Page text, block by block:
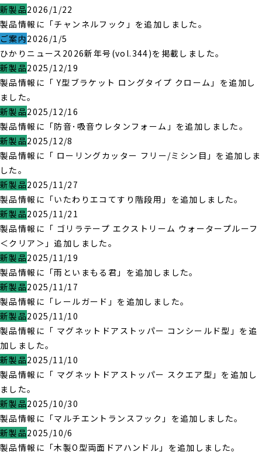
新製品2026/1/22
製品情報に「チャンネルフック」を追加しました。
ご案内2026/1/5
ひかりニュース2026新年号(vol.344)を掲載しました。
新製品2025/12/19
製品情報に「 Y型ブラケット ロングタイプ クローム」を追加し
ました。
新製品2025/12/16
製品情報に「防音･吸音ウレタンフォーム」を追加しました。
新製品2025/12/8
製品情報に「 ローリングカッター フリー/ミシン目」を追加しま
した。
新製品2025/11/27
製品情報に「いたわりエコてすり階段用」を追加しました。
新製品2025/11/21
製品情報に「 ゴリラテープ エクストリーム ウォータープルーフ
＜クリア＞」追加しました。
新製品2025/11/19
製品情報に「雨といまもる君」を追加しました。
新製品2025/11/17
製品情報に「レールガード」を追加しました。
新製品2025/11/10
製品情報に「 マグネットドアストッパー コンシールド型」を追
加しました。
新製品2025/11/10
製品情報に「 マグネットドアストッパー スクエア型」を追加し
ました。
新製品2025/10/30
製品情報に「マルチエントランスフック」を追加しました。
新製品2025/10/6
製品情報に「木製O型両面ドアハンドル」を追加しました。